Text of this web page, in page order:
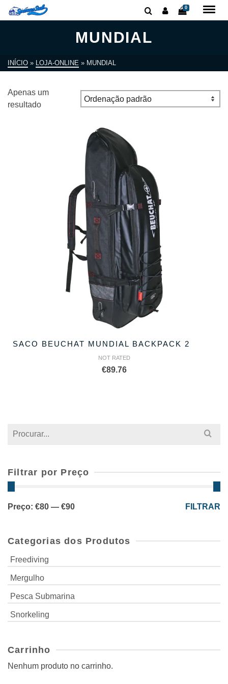
0
MUNDIAL
INÍCIO » LOJA-ONLINE » MUNDIAL
Apenas um
resultado
SACO BEUCHAT MUNDIAL BACKPACK 2
NOT RATED
€89.76
Search
Filtrar por Preço
Preço
Preço
FILTRAR
Preço: €80 — €90
Categorias dos Produtos
Freediving
Mergulho
Pesca Submarina
Snorkeling
Carrinho
Nenhum produto no carrinho.